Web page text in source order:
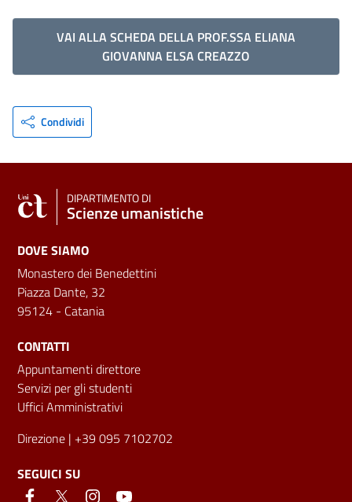
VAI ALLA SCHEDA DELLA PROF.SSA ELIANA
GIOVANNA ELSA CREAZZO
Condividi
DIPARTIMENTO DI
Scienze umanistiche
DOVE SIAMO
Monastero dei Benedettini
Piazza Dante, 32
95124 - Catania
CONTATTI
Appuntamenti direttore
Servizi per gli studenti
Uffici Amministrativi
Direzione | +39 095 7102702
SEGUICI SU